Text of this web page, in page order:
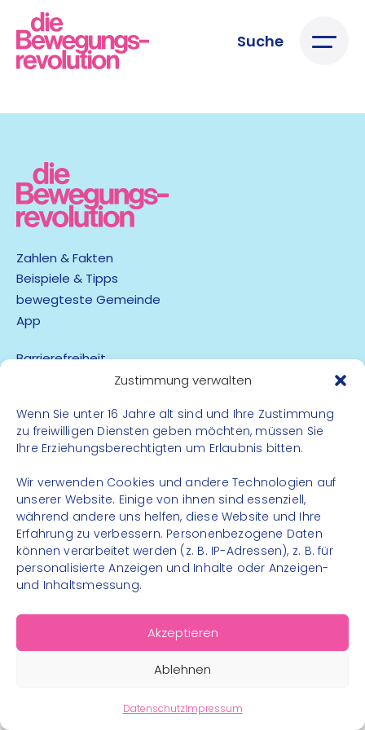
Zustimmung verwalten
Wenn Sie unter 16 Jahre alt sind und Ihre Zustimmung
zu freiwilligen Diensten geben möchten, müssen Sie
Ihre Erziehungsberechtigten um Erlaubnis bitten.
Wir verwenden Cookies und andere Technologien auf
unserer Website. Einige von ihnen sind essenziell,
während andere uns helfen, diese Website und Ihre
Erfahrung zu verbessern. Personenbezogene Daten
können verarbeitet werden (z. B. IP-Adressen), z. B. für
personalisierte Anzeigen und Inhalte oder Anzeigen-
und Inhaltsmessung.
Akzeptieren
Ablehnen
DatenschutzImpressum
Suche
Zahlen & Fakten
Beispiele & Tipps
bewegteste Gemeinde
App
Barrierefreiheit
Kontakt
Instagram
Facebook
© 2026 – Bewegungsland Steiermark gGmbH - Alle